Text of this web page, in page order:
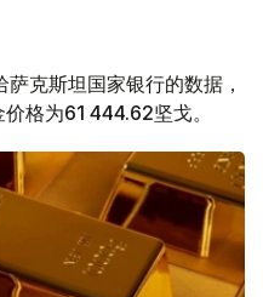
萨克斯坦国家银行的数据，
格为61 444.62坚戈。